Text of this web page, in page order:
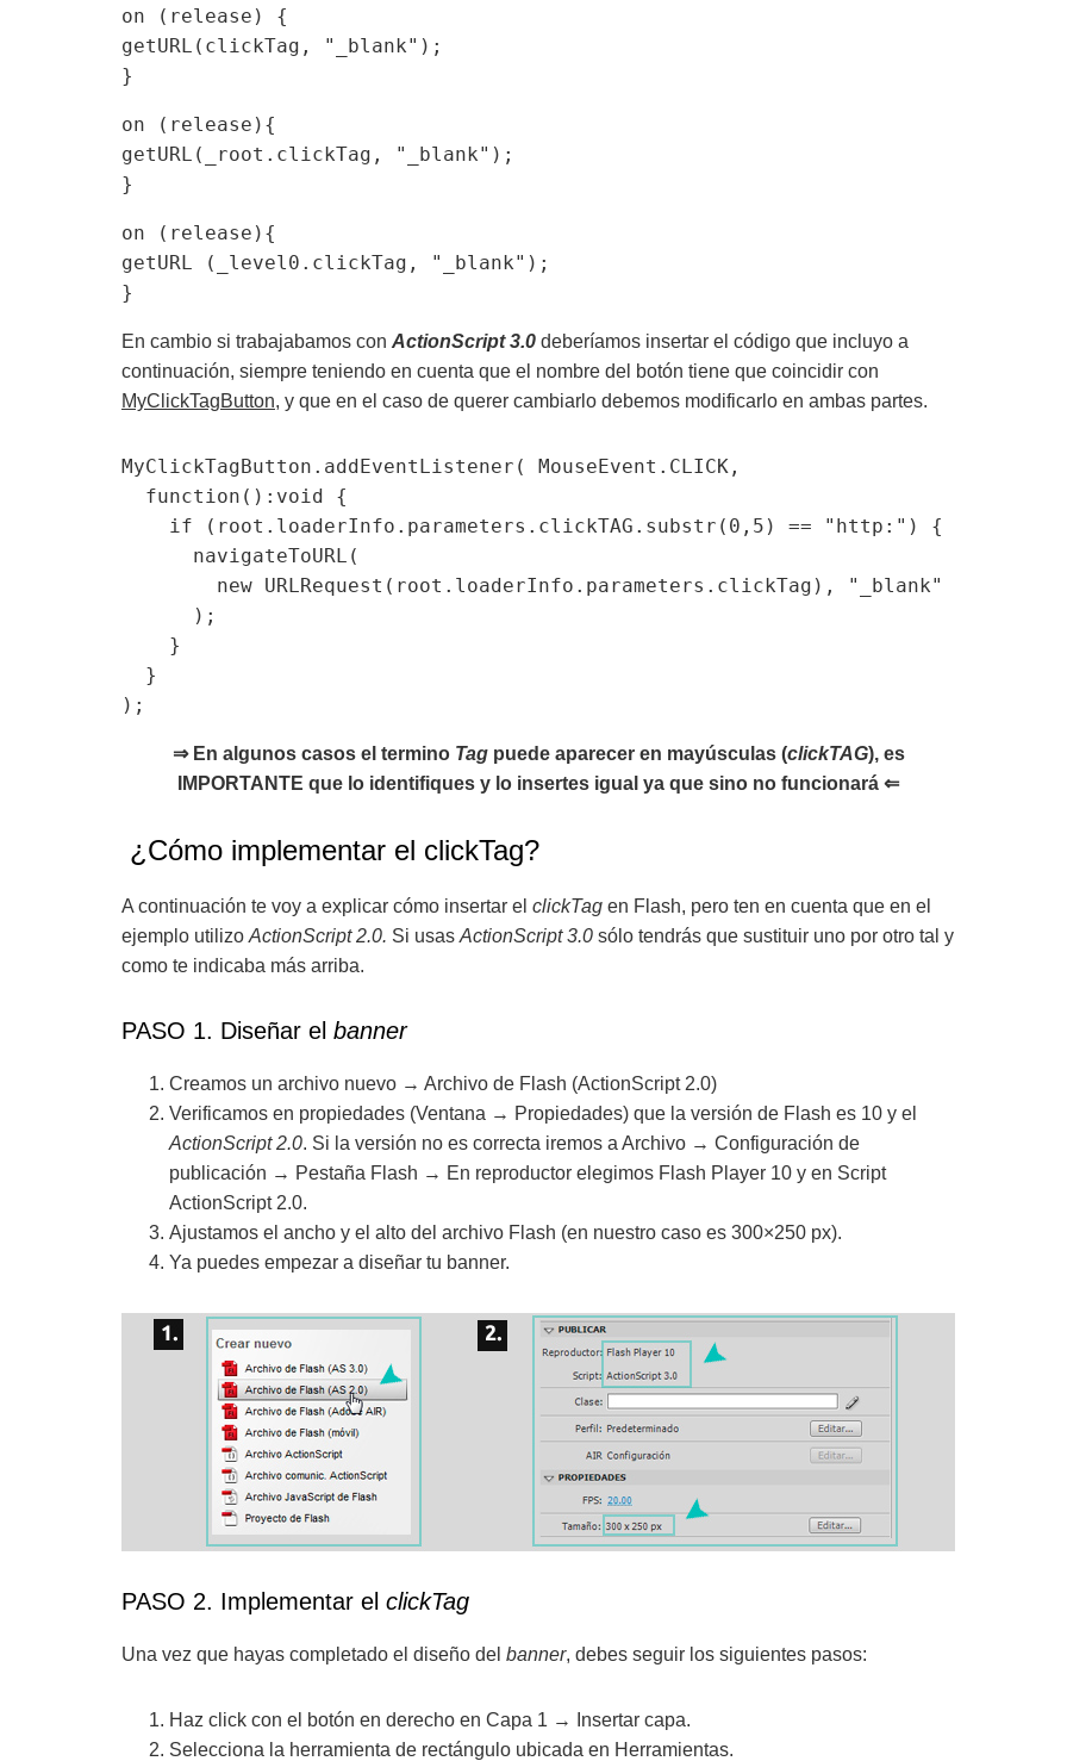
on (release) {
getURL(clickTag, "_blank");
}
on (release){
getURL(_root.clickTag, "_blank");
}
on (release){
getURL (_level0.clickTag, "_blank");
}
En cambio si trabajabamos con ActionScript 3.0 deberíamos insertar el código que incluyo a
continuación, siempre teniendo en cuenta que el nombre del botón tiene que coincidir con
MyClickTagButton, y que en el caso de querer cambiarlo debemos modificarlo en ambas partes.
MyClickTagButton.addEventListener( MouseEvent.CLICK,
);
⇒ En algunos casos el termino Tagpuede aparecer en mayúsculas (clickTAG), es
IMPORTANTE que lo identifiques y lo insertes igual ya que sino no funcionará ⇐
¿Cómo implementar el clickTag?
A continuación te voy a explicar cómo insertar el clickTag en Flash, pero ten en cuenta que en el
ejemplo utilizo ActionScript 2.0. Si usas ActionScript 3.0 sólo tendrás que sustituir uno por otro tal y
como te indicaba más arriba.
PASO 1. Diseñar el banner
Creamos un archivo nuevo → Archivo de Flash (ActionScript 2.0)
Verificamos en propiedades (Ventana → Propiedades) que la versión de Flash es 10 y el
ActionScript 2.0. Si la versión no es correcta iremos a Archivo → Configuración de
publicación → Pestaña Flash → En reproductor elegimos Flash Player 10 y en Script
ActionScript 2.0.
Ajustamos el ancho y el alto del archivo Flash (en nuestro caso es 300×250 px).
Ya puedes empezar a diseñar tu banner.
PASO 2. Implementar el clickTag
Una vez que hayas completado el diseño del banner, debes seguir los siguientes pasos:
Haz click con el botón en derecho en Capa 1 → Insertar capa.
Selecciona la herramienta de rectángulo ubicada en Herramientas.